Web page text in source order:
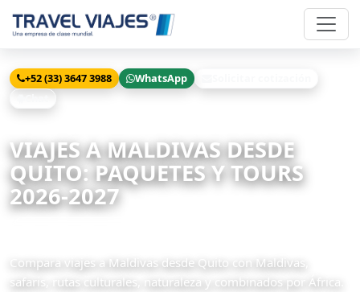
+52 (33) 3647 3988 WhatsApp
VIAJES A MALDIVAS DESDE
QUITO: PAQUETES Y TOURS
2026-2027
Compara viajes a Maldivas desde Quito con Maldivas,
safaris, rutas culturales, naturaleza y combinados por África.